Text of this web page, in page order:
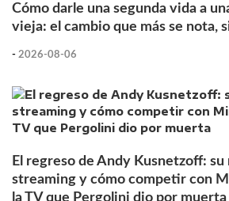
Cómo darle una segunda vida a
vieja: el cambio que más se nota,
- 2026-08-06
El regreso de Andy Kusnetzoff: su
streaming y cómo competir con
la TV que Pergolini dio por muerta